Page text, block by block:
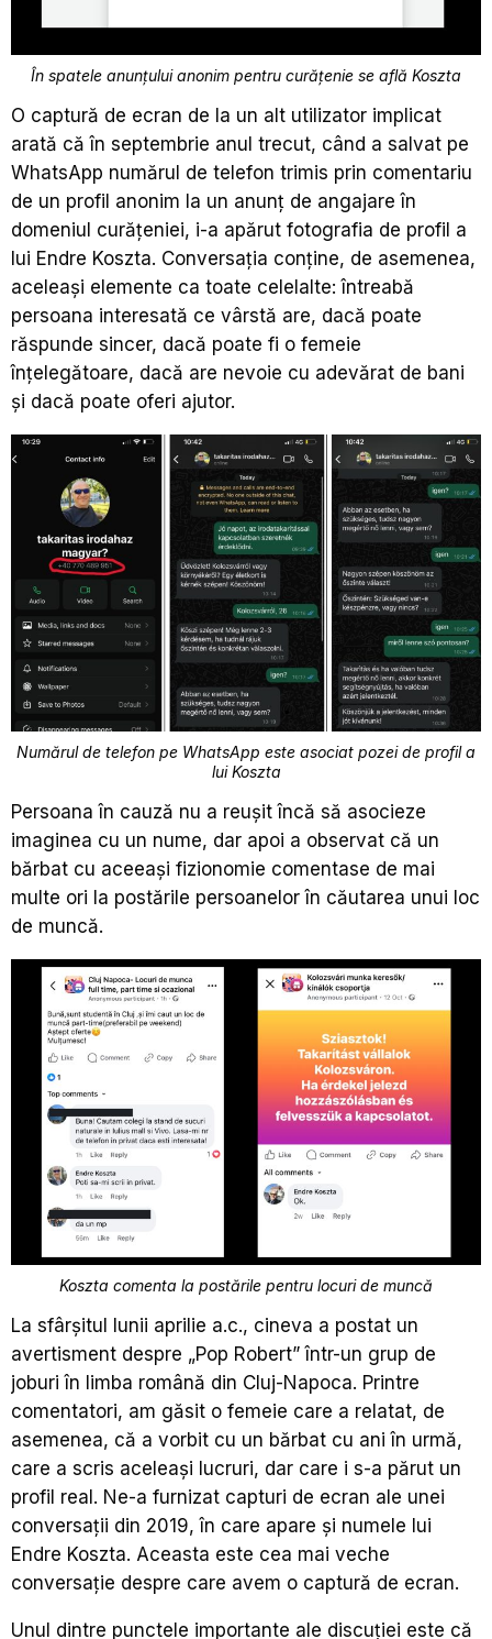
În spatele anunțului anonim pentru curățenie se află Koszta
O captură de ecran de la un alt utilizator implicat
arată că în septembrie anul trecut, când a salvat pe
WhatsApp numărul de telefon trimis prin comentariu
de un profil anonim la un anunț de angajare în
domeniul curățeniei, i-a apărut fotografia de profil a
lui Endre Koszta. Conversația conține, de asemenea,
aceleași elemente ca toate celelalte: întreabă
persoana interesată ce vârstă are, dacă poate
răspunde sincer, dacă poate fi o femeie
înțelegătoare, dacă are nevoie cu adevărat de bani
și dacă poate oferi ajutor.
Numărul de telefon pe WhatsApp este asociat pozei de profil a
lui Koszta
Persoana în cauză nu a reușit încă să asocieze
imaginea cu un nume, dar apoi a observat că un
bărbat cu aceeași fizionomie comentase de mai
multe ori la postările persoanelor în căutarea unui loc
de muncă.
Koszta comenta la postările pentru locuri de muncă
La sfârșitul lunii aprilie a.c., cineva a postat un
avertisment despre „Pop Robert” într-un grup de
joburi în limba română din Cluj-Napoca. Printre
comentatori, am găsit o femeie care a relatat, de
asemenea, că a vorbit cu un bărbat cu ani în urmă,
care a scris aceleași lucruri, dar care i s-a părut un
profil real. Ne-a furnizat capturi de ecran ale unei
conversații din 2019, în care apare și numele lui
Endre Koszta. Aceasta este cea mai veche
conversație despre care avem o captură de ecran.
Unul dintre punctele importante ale discuției este că